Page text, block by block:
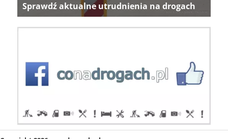
Sprawdź aktualne utrudnienia na drogach